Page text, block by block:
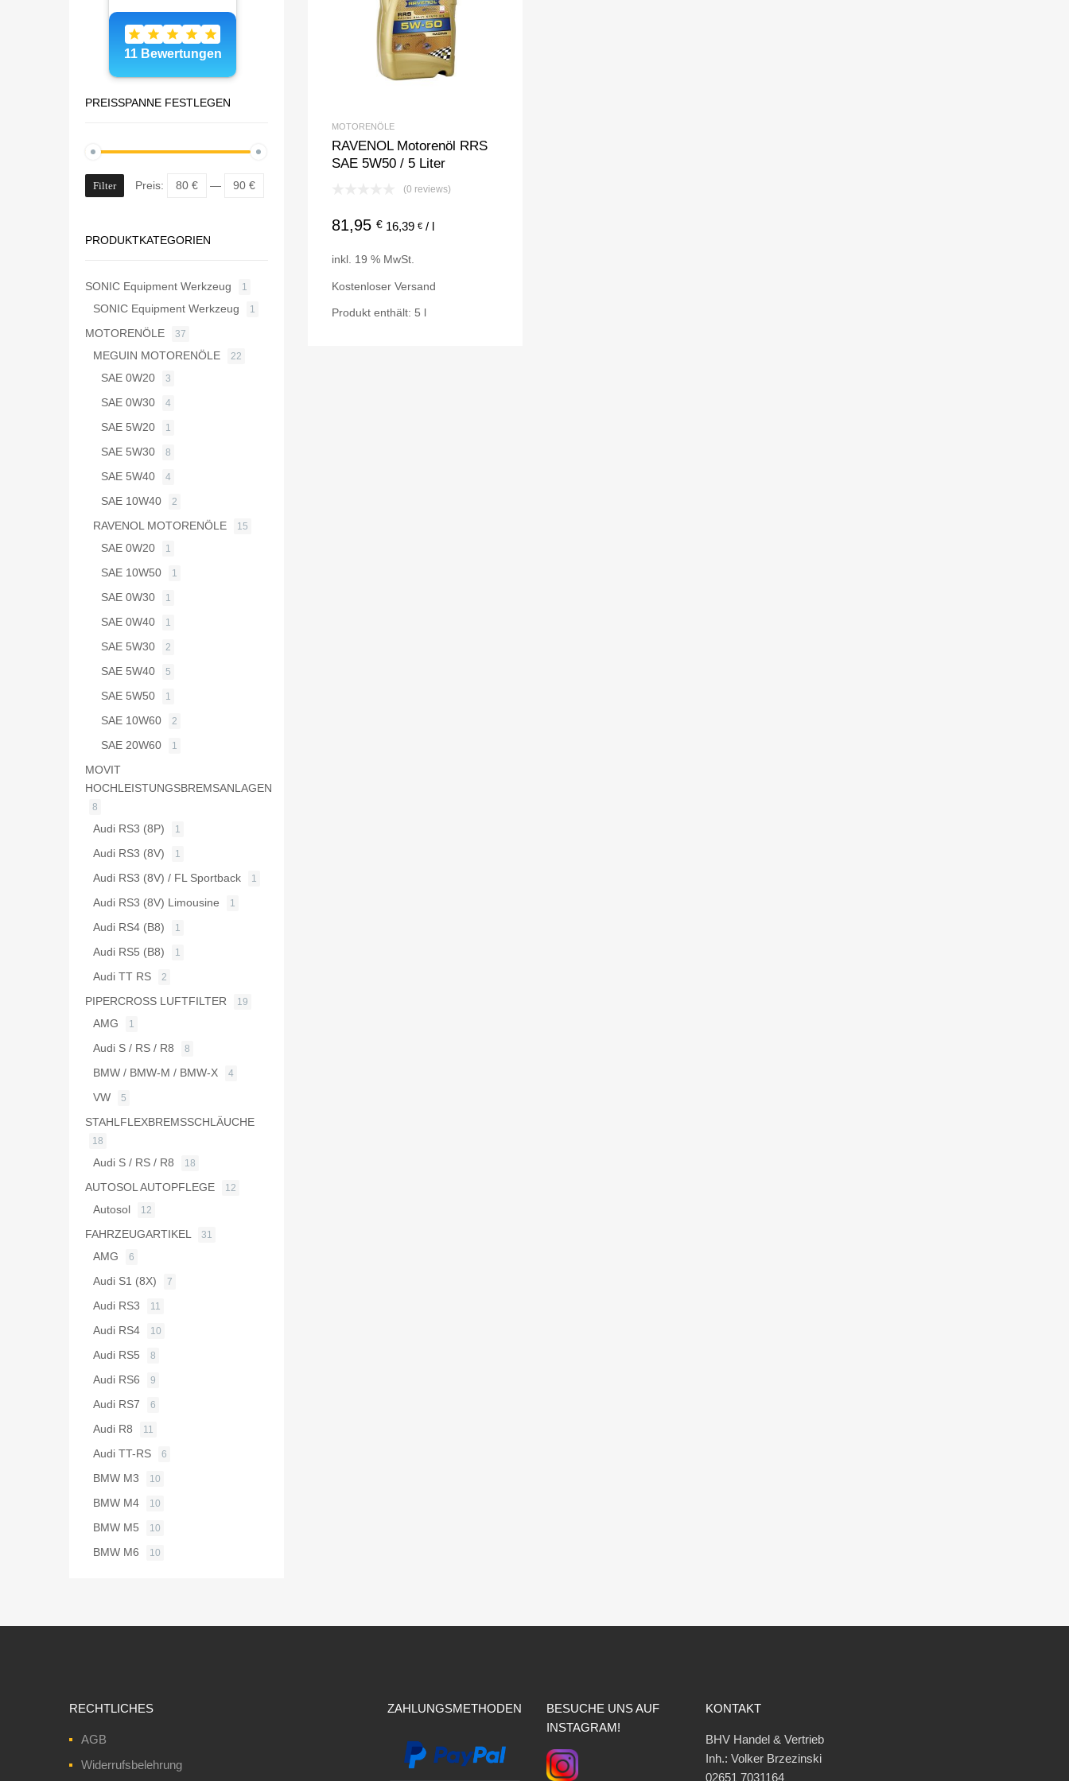
MOTORENÖLE
RAVENOL Motorenöl RRS
SAE 5W50 / 5 Liter
(0 reviews)
81,95 € 16,39 € / l
inkl. 19 % MwSt.
Kostenloser Versand
Produkt enthält: 5 l
PREISSPANNE FESTLEGEN
Filter Preis: 80 € — 90 €
PRODUKTKATEGORIEN
SONIC Equipment Werkzeug 1
SONIC Equipment Werkzeug 1
MOTORENÖLE 37
MEGUIN MOTORENÖLE 22
SAE 0W20 3
SAE 0W30 4
SAE 5W20 1
SAE 5W30 8
SAE 5W40 4
SAE 10W40 2
RAVENOL MOTORENÖLE 15
SAE 0W20 1
SAE 10W50 1
SAE 0W30 1
SAE 0W40 1
SAE 5W30 2
SAE 5W40 5
SAE 5W50 1
SAE 10W60 2
SAE 20W60 1
MOVIT
HOCHLEISTUNGSBREMSANLAGEN
8
Audi RS3 (8P) 1
Audi RS3 (8V) 1
Audi RS3 (8V) / FL Sportback 1
Audi RS3 (8V) Limousine 1
Audi RS4 (B8) 1
Audi RS5 (B8) 1
Audi TT RS 2
PIPERCROSS LUFTFILTER 19
AMG 1
Audi S / RS / R8 8
BMW / BMW-M / BMW-X 4
VW 5
STAHLFLEXBREMSSCHLÄUCHE
18
Audi S / RS / R8 18
AUTOSOL AUTOPFLEGE 12
Autosol 12
FAHRZEUGARTIKEL 31
AMG 6
Audi S1 (8X) 7
Audi RS3 11
Audi RS4 10
Audi RS5 8
Audi RS6 9
Audi RS7 6
Audi R8 11
Audi TT-RS 6
BMW M3 10
BMW M4 10
BMW M5 10
BMW M6 10
RECHTLICHES
AGB
Widerrufsbelehrung
ZAHLUNGSMETHODEN
BESUCHE UNS AUF
INSTAGRAM!
KONTAKT
BHV Handel & Vertrieb
Inh.: Volker Brzezinski
02651 7031164